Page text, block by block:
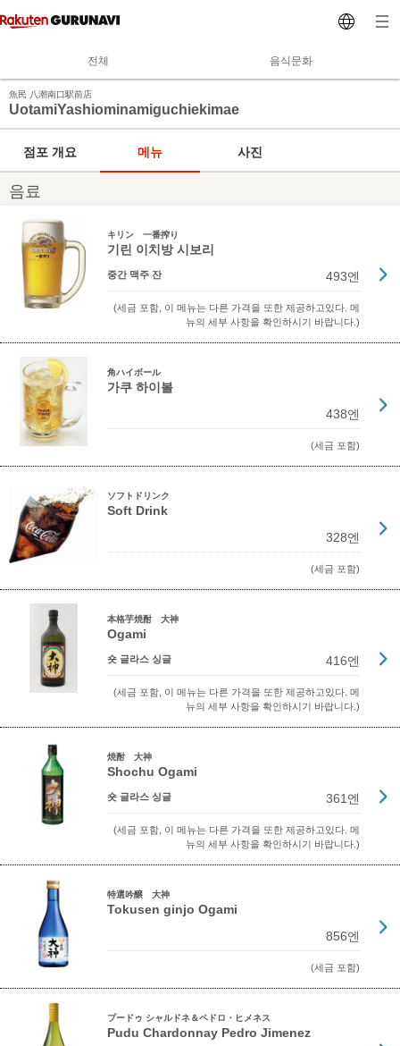
전체 음식문화
魚民 八潮南口駅前店
UotamiYashiominamiguchiekimae
점포 개요 메뉴 사진
음료
キリン 一番搾り
기린 이치방 시보리
중간 맥주 잔 493엔
(세금 포함, 이 메뉴는 다른 가격을 또한 제공하고있다. 메
뉴의 세부 사항을 확인하시기 바랍니다.)
角ハイボール
가쿠 하이볼
438엔
(세금 포함)
ソフトドリンク
Soft Drink
328엔
(세금 포함)
本格芋焼酎 大神
Ogami
숏 글라스 싱글 416엔
(세금 포함, 이 메뉴는 다른 가격을 또한 제공하고있다. 메
뉴의 세부 사항을 확인하시기 바랍니다.)
焼酎 大神
Shochu Ogami
숏 글라스 싱글 361엔
(세금 포함, 이 메뉴는 다른 가격을 또한 제공하고있다. 메
뉴의 세부 사항을 확인하시기 바랍니다.)
特選吟醸 大神
Tokusen ginjo Ogami
856엔
(세금 포함)
プードゥ シャルドネ＆ペドロ・ヒメネス
Pudu Chardonnay Pedro Jimenez